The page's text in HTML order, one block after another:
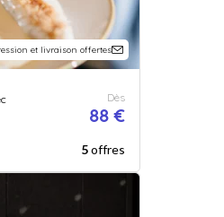
et livraison offertes
Dès
88 €
5offres